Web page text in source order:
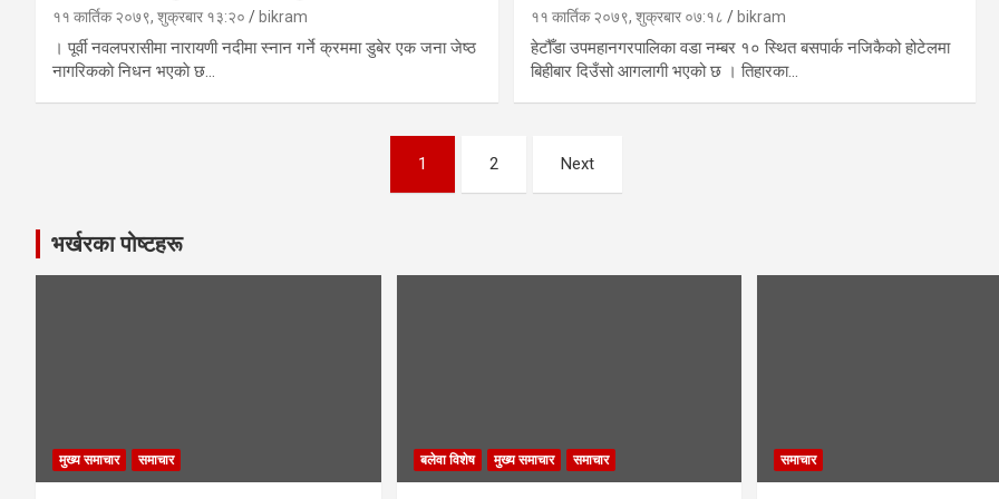
११ कार्तिक २०७९, शुक्रबार १३:२० bikram
। पूर्वी नवलपरासीमा नारायणी नदीमा स्नान गर्ने क्रममा डुबेर एक जना जेष्ठ
नागरिककाे निधन भएकाे छ…
११ कार्तिक २०७९, शुक्रबार ०७:१८ bikram
हेटौँडा उपमहानगरपालिका वडा नम्बर १० स्थित बसपार्क नजिकैको होटेलमा
बिहीबार दिउँसो आगलागी भएको छ । तिहारका…
1 2 Next
भर्खरका पोष्टहरू
मुख्य समाचार समाचार बलेवा विशेष मुख्य समाचार समाचार समाचार